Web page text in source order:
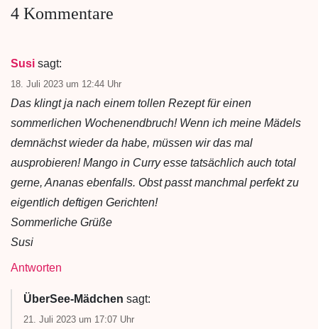
4 Kommentare
Susi sagt:
18. Juli 2023 um 12:44 Uhr
Das klingt ja nach einem tollen Rezept für einen
sommerlichen Wochenendbruch! Wenn ich meine Mädels
demnächst wieder da habe, müssen wir das mal
ausprobieren! Mango in Curry esse tatsächlich auch total
gerne, Ananas ebenfalls. Obst passt manchmal perfekt zu
eigentlich deftigen Gerichten!
Sommerliche Grüße
Susi
Antworten
ÜberSee-Mädchen sagt:
21. Juli 2023 um 17:07 Uhr